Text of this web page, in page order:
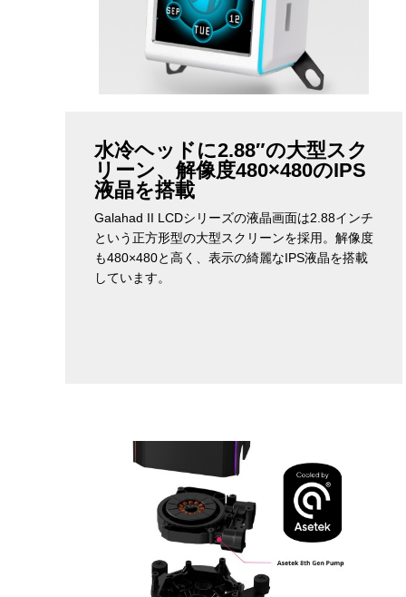
水冷ヘッドに2.88″の大型スク
リーン、解像度480×480のIPS
液晶を搭載
Galahad II LCDシリーズの液晶画面は2.88インチ
という正方形型の大型スクリーンを採用。解像度
も480×480と高く、表示の綺麗なIPS液晶を搭載
しています。